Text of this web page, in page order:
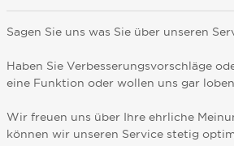
Sagen Sie uns was Sie über unseren
Haben Sie Verbesserungsvorschläge
eine Funktion oder wollen uns gar
Wir freuen uns über Ihre ehrliche
können wir unseren Service stetig